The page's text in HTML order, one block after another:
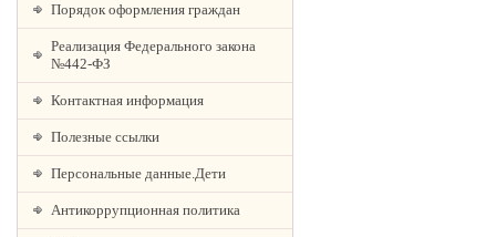
Порядок оформления граждан
Реализация Федерального закона
№442-ФЗ
Контактная информация
Полезные ссылки
Персональные данные.Дети
Антикоррупционная политика